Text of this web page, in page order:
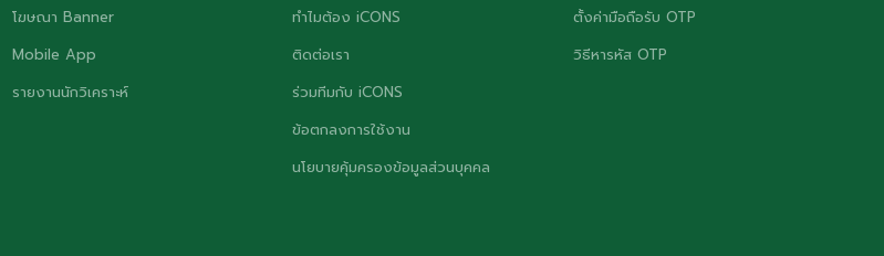
โฆษณา Banner
Mobile App
รายงานนักวิเคราะห์
ทำไมต้อง iCONS
ติดต่อเรา
ร่วมทีมกับ iCONS
ข้อตกลงการใช้งาน
นโยบายคุ้มครองข้อมูลส่วนบุคคล
ตั้งค่ามือถือรับ OTP
วิธีหารหัส OTP